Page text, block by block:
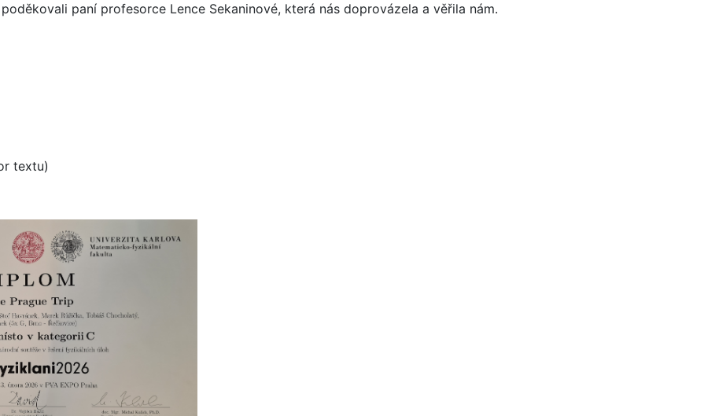
paní profesorce Lence Sekaninové, která nás doprovázela a věřila nám.
textu)